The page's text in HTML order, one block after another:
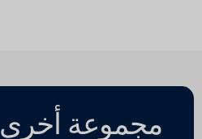
مجموعة أخرى